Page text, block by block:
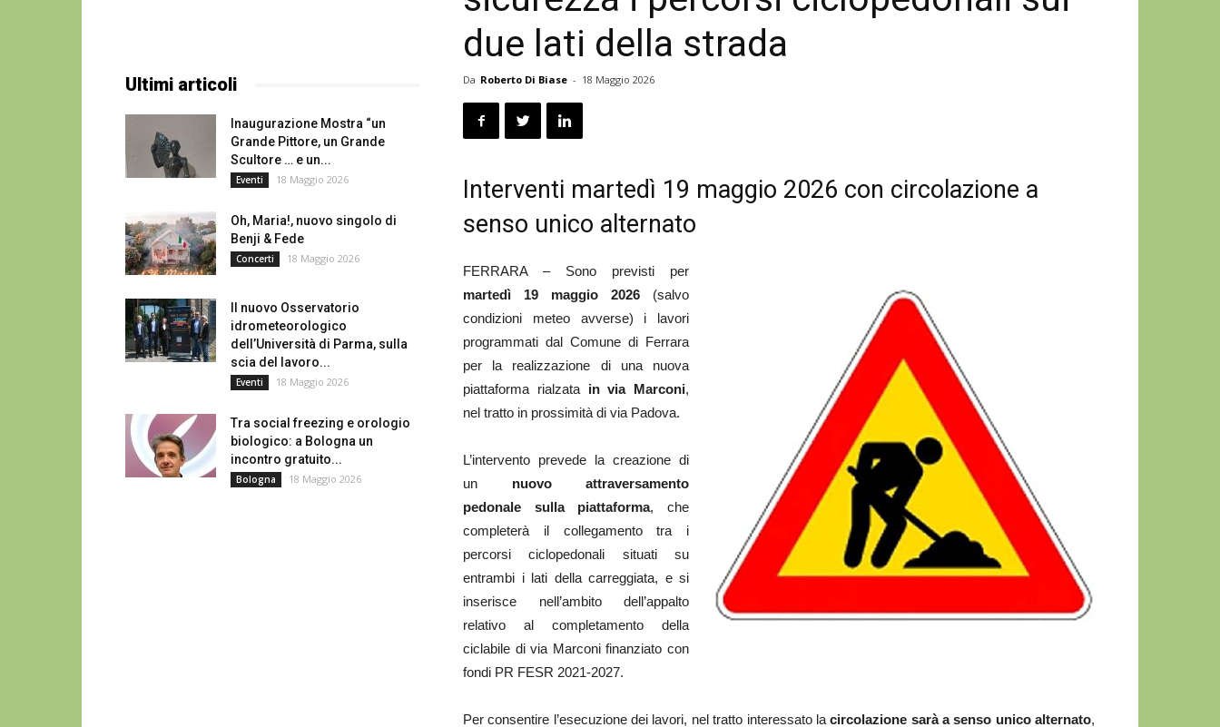
due lati della strada
Da Roberto Di Biase - 18 Maggio 2026
Interventi martedì 19 maggio 2026 con circolazione a
senso unico alternato
FERRARA – Sono previsti per
martedì 19 maggio 2026 (salvo
condizioni meteo avverse) i lavori
programmati dal Comune di Ferrara
per la realizzazione di una nuova
piattaforma rialzata in via Marconi,
nel tratto in prossimità di via Padova.
L’intervento prevede la creazione di
un nuovo attraversamento
pedonale sulla piattaforma, che
completerà il collegamento tra i
percorsi ciclopedonali situati su
entrambi i lati della carreggiata, e si
inserisce nell’ambito dell’appalto
relativo al completamento della
ciclabile di via Marconi finanziato con
fondi PR FESR 2021-2027.
Per consentire l’esecuzione dei lavori, nel tratto interessato lacircolazione sarà a senso unico alternato,
Ultimi articoli
Inaugurazione Mostra “un
Grande Pittore, un Grande
Scultore … e un...
Eventi 18 Maggio 2026
Oh, Maria!, nuovo singolo di
Benji & Fede
Concerti 18 Maggio 2026
Il nuovo Osservatorio
idrometeorologico
dell’Università di Parma, sulla
scia del lavoro...
Eventi 18 Maggio 2026
Tra social freezing e orologio
biologico: a Bologna un
incontro gratuito...
Bologna 18 Maggio 2026